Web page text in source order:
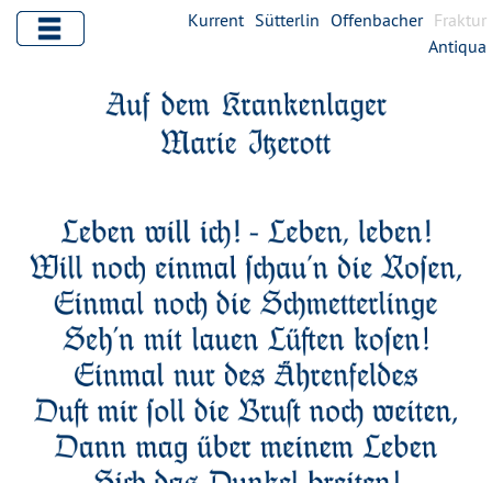
Kurrent Sütterlin Offenbacher Fraktur
Antiqua